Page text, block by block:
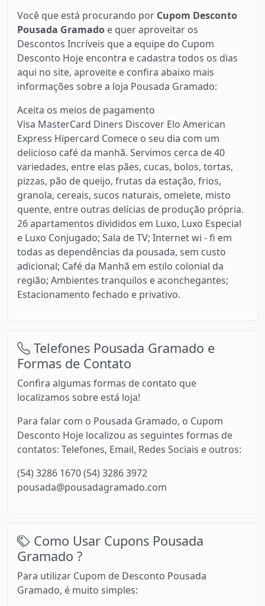
Você que está procurando por Cupom Desconto
Pousada Gramado e quer aproveitar os
Descontos Incríveis que a equipe do Cupom
Desconto Hoje encontra e cadastra todos os dias
aqui no site, aproveite e confira abaixo mais
informações sobre a loja Pousada Gramado:
Aceita os meios de pagamento
Visa MasterCard Diners Discover Elo American
Express Hipercard Comece o seu dia com um
delicioso café da manhã. Servimos cerca de 40
variedades, entre elas pães, cucas, bolos, tortas,
pizzas, pão de queijo, frutas da estação, frios,
granola, cereais, sucos naturais, omelete, misto
quente, entre outras delícias de produção própria.
26 apartamentos divididos em Luxo, Luxo Especial
e Luxo Conjugado; Sala de TV; Internet wi - fi em
todas as dependências da pousada, sem custo
adicional; Café da Manhã em estilo colonial da
região; Ambientes tranquilos e aconchegantes;
Estacionamento fechado e privativo.
Telefones Pousada Gramado e
Formas de Contato
Confira algumas formas de contato que
localizamos sobre está loja!
Para falar com o Pousada Gramado, o Cupom
Desconto Hoje localizou as seguintes formas de
contatos: Telefones, Email, Redes Sociais e outros:
(54) 3286 1670 (54) 3286 3972
pousada@pousadagramado.com
Como Usar Cupons Pousada
Gramado ?
Para utilizar Cupom de Desconto Pousada
Gramado, é muito simples: